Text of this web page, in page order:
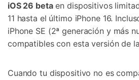
iOS 26 betaen dispositivos
11 hasta el último iPhone 16.
iPhone SE (2ª generación y más
compatibles con esta versión de
Cuando tu dispositivo no es